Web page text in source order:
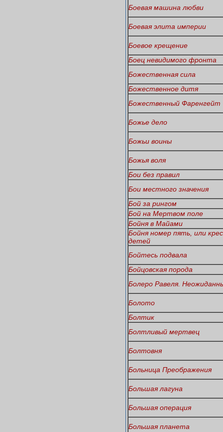
Боевая машина любви
Боевая элита империи
Боевое крещение
Боец невидимого фронта
Божественная сила
Божественное дитя
Божественный Фаренгейт
Божье дело
Божьи воины
Божья воля
Бои без правил
Бои местного значения
Бой за рингом
Бой на Мертвом поле
Бойня в Майами
Бойня номер пять, или
детей
Бойтесь подвала
Бойцовская порода
Болеро Равеля.
Болото
Болтик
Болтливый мертвец
Болтовня
Больница Преображения
Большая лагуна
Большая операция
Большая планета